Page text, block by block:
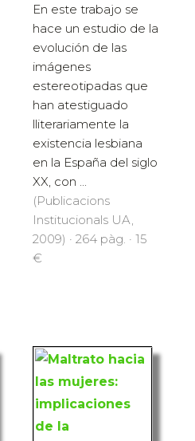
En este trabajo se
hace un estudio de la
evolución de las
imágenes
estereotipadas que
han atestiguado
lliterariamente la
existencia lesbiana
en la España del siglo
XX, con ...
(Publicacions
Institucionals UA,
2009) · 264 pàg. · 15
€